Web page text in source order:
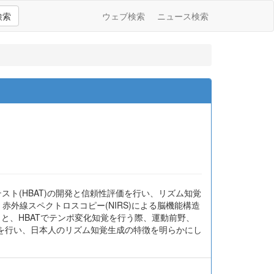
索 ウェブ検索 ニュース検索
ト(HBAT)の開発と信頼性評価を行い、リズム知覚
外線スペクトロスコピー(NIRS)による脳機能構造
HBATでテンポ変化知覚を行う際、運動前野、
い、日本人のリズム知覚生成の特徴を明らかにし